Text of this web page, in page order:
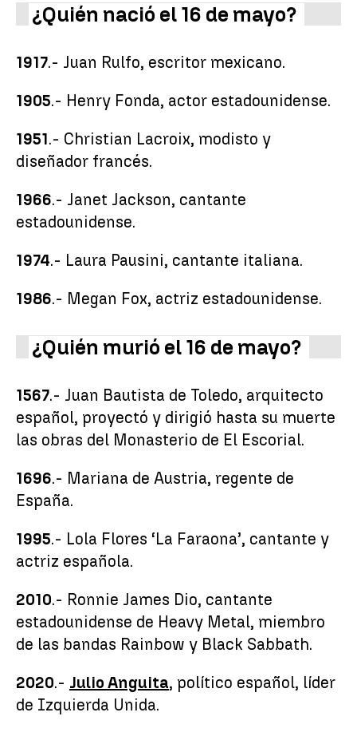
¿Quién nació el 16 de mayo?
1917.- Juan Rulfo, escritor mexicano.
1905.- Henry Fonda, actor estadounidense.
1951.- Christian Lacroix, modisto y
diseñador francés.
1966.- Janet Jackson, cantante
estadounidense.
1974.- Laura Pausini, cantante italiana.
1986.- Megan Fox, actriz estadounidense.
¿Quién murió el 16 de mayo?
1567.- Juan Bautista de Toledo, arquitecto
español, proyectó y dirigió hasta su muerte
las obras del Monasterio de El Escorial.
1696.- Mariana de Austria, regente de
España.
1995.- Lola Flores ‘La Faraona’, cantante y
actriz española.
2010.- Ronnie James Dio, cantante
estadounidense de Heavy Metal, miembro
de las bandas Rainbow y Black Sabbath.
2020.- Julio Anguita, político español, líder
de Izquierda Unida.